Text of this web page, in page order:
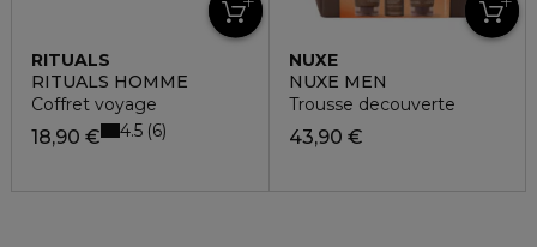
RITUALS
RITUALS HOMME
Coffret voyage
18,90 € 4.5 6
NUXE
NUXE MEN
Trousse decouverte
43,90 €